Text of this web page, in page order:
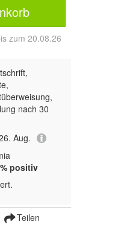
zum 20.08.26
nach 30
Aug.
positiv
Teilen